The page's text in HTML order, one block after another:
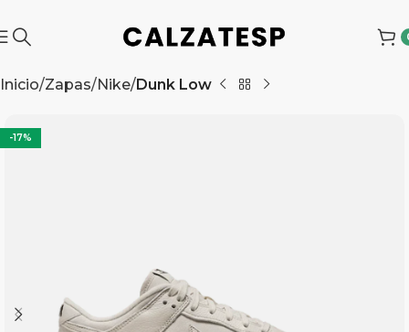
Inicio Zapas Nike Dunk Low
-17%